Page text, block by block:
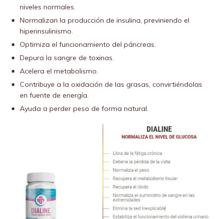
niveles normales.
Normalizan la producción de insulina, previniendo el
hiperinsulinismo.
Optimiza el funcionamiento del páncreas.
Depura la sangre de toxinas.
Acelera el metabolismo.
Contribuye a la oxidación de las grasas, convirtiéndolas
en fuente de energía.
Ayuda a perder peso de forma natural.